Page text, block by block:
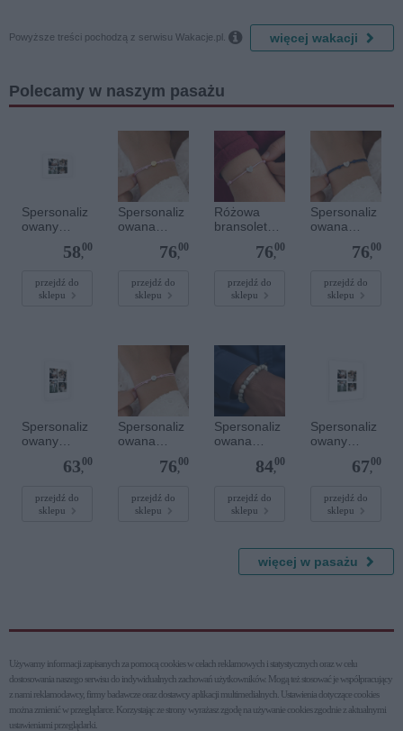
Powyższe treści pochodzą z serwisu Wakacje.pl.  więcej wakacji
Polecamy w naszym pasażu
Spersonaliz
owany
plakat - 30 x
58,
00
przejdź do
sklepu
Spersonaliz
owana
bransoletka
sznurkowa -
Złote kółko
76,
00
przejdź do
sklepu
Różowa
bransoletka
dla dzieci -
owana -
Srebrne
76,
00
przejdź do
sklepu
Spersonaliz
owana
bransoletka
sznurkowa -
Srebrne
serce
76,
00
przejdź do
sklepu
Spersonaliz
owany
plakat - 30 x
63,
00
przejdź do
sklepu
Spersonaliz
owana
bransoletka
sznurkowa -
Srebrne
kółko
76,
00
przejdź do
sklepu
Spersonaliz
owana
bransoletka
szlachetnym
i - Szary - M
84,
00
przejdź do
sklepu
Spersonaliz
owany
plakat - 40 x
67,
00
przejdź do
sklepu
więcej w pasażu
Używamy informacji zapisanych za pomocą cookies w celach reklamowych i statystycznych oraz w celu
dostosowania naszego serwisu do indywidualnych zachowań użytkowni­ków. Mogą też stosować je współpracujący
z nami reklamodawcy, firmy badawcze oraz dostawcy aplikacji multimedialnych. Ustawienia dotyczące cookies
można zmienić w przeglądarce. Korzystając ze strony wyrażasz zgodę na używanie cookies zgodnie z aktualnymi
ustawieniami przeglądarki.